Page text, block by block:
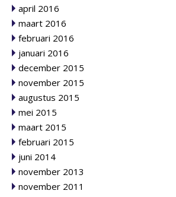
april 2016
maart 2016
februari 2016
januari 2016
december 2015
november 2015
augustus 2015
mei 2015
maart 2015
februari 2015
juni 2014
november 2013
november 2011